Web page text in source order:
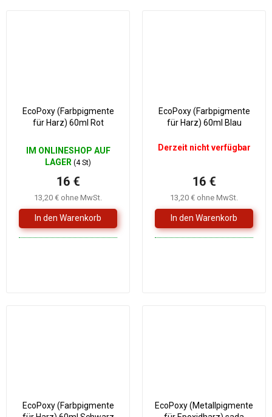
EcoPoxy (Farbpigmente
für Harz) 60ml Rot
IM ONLINESHOP AUF
LAGER (4 St)
13,20 € ohne MwSt.
16 €
EcoPoxy (Farbpigmente
für Harz) 60ml Blau
Derzeit nicht verfügbar
13,20 € ohne MwSt.
16 €
EcoPoxy (Farbpigmente
EcoPoxy (Metallpigmente